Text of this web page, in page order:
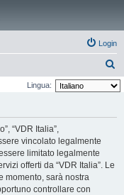
Login
e
Lingua:
“VDR Italia”,
vincolato legalmente
limitato legalmente
offerti da “VDR Italia”. Le
momento, sarà nostra
controllare con